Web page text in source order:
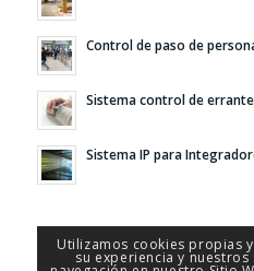
Control de paso de
Sistema control de
Sistema IP para
Utilizamos cookies propias
su experiencia y